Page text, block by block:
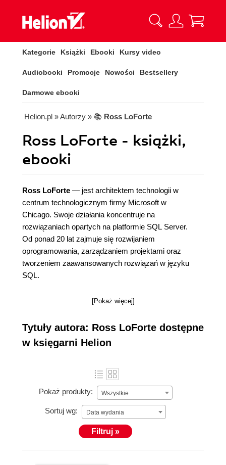
Kategorie Książki Ebooki Kursy video
Audiobooki Promocje Nowości Bestsellery
Darmowe ebooki
Helion.pl » Autorzy » 📚 Ross LoForte
Ross LoForte - książki,
ebooki
Ross LoForte — jest architektem technologii w
centrum technologicznym firmy Microsoft w
Chicago. Swoje działania koncentruje na
rozwiązaniach opartych na platformie SQL Server.
Od ponad 20 lat zajmuje się rozwijaniem
oprogramowania, zarządzaniem projektami oraz
tworzeniem zaawansowanych rozwiązań w języku
SQL.
[Pokaż więcej]
Tytuły autora: Ross LoForte dostępne
w księgarni Helion
Pokaż produkty: Wszystkie
Sortuj wg: Data wydania
Filtruj »